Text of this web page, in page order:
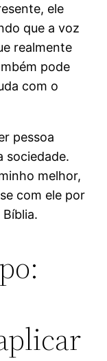
ele
que a voz
realmente
pode
com o
pessoa
sociedade.
melhor,
com ele por